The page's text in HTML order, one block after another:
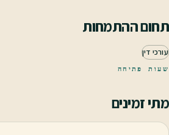
תחום ההתמחות
עורכי דין
שעות פתיחה
מתי זמינים